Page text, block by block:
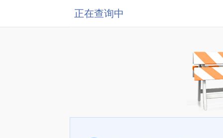
正在查询中